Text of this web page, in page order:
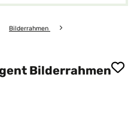
Bilderrahmen
Bilderrahmen